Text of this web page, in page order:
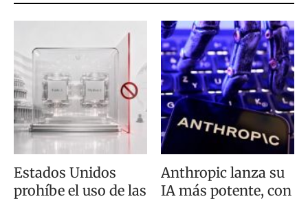
S
e
s
i
ó
n
r
Estados Unidos
prohíbe el uso de las
Anthropic lanza su
IA más potente, con